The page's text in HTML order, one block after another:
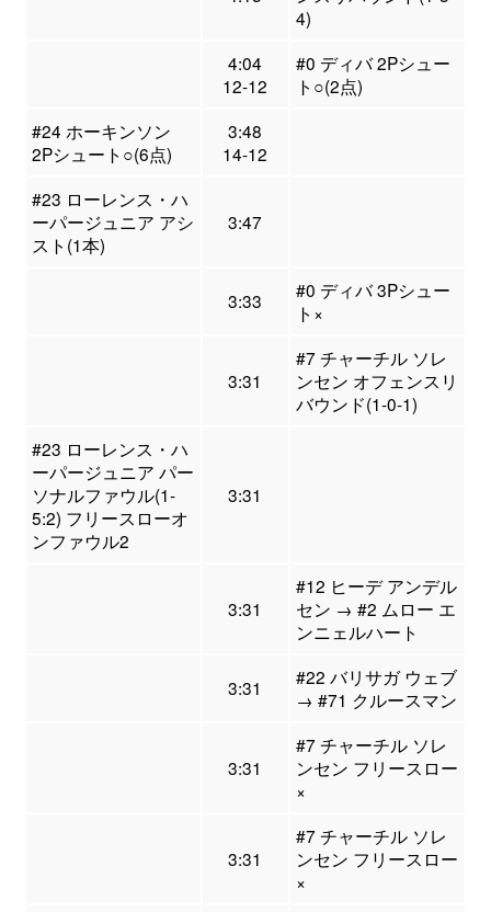
4)
4:04
12-12
#0 ディバ 2Pシュー
ト○(2点)
#24 ホーキンソン
2Pシュート○(6点)
3:48
14-12
#23 ローレンス・ハ
ーパージュニア アシ
スト(1本)
3:47
3:33
#0 ディバ 3Pシュー
ト×
3:31
#7 チャーチル ソレ
ンセン オフェンスリ
バウンド(1-0-1)
#23 ローレンス・ハ
ーパージュニア パー
ソナルファウル(1-
5:2) フリースローオ
ンファウル2
3:31
3:31
#12 ヒーデ アンデル
セン → #2 ムロー エ
ンニェルハート
3:31
#22 バリサガ ウェブ
→ #71 クルースマン
3:31
#7 チャーチル ソレ
ンセン フリースロー
×
3:31
#7 チャーチル ソレ
ンセン フリースロー
×